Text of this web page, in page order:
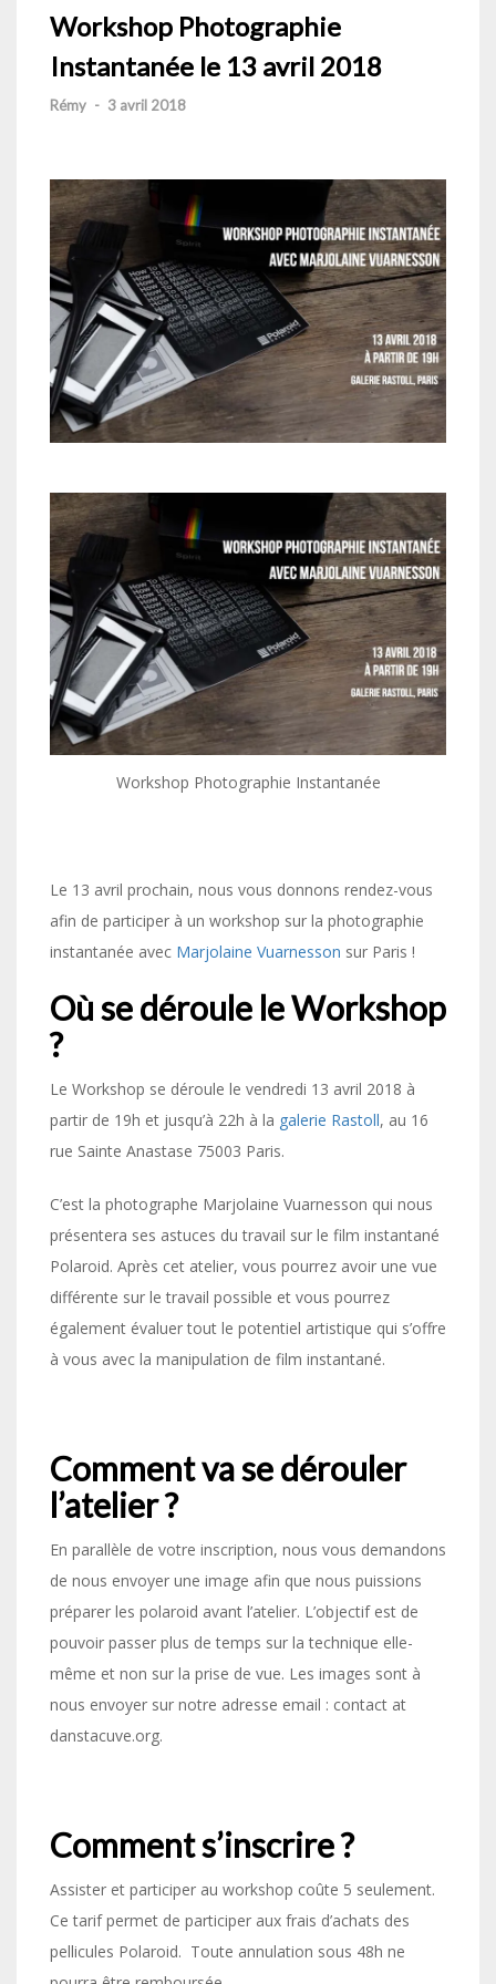
Workshop Photographie
Instantanée le 13 avril 2018
Rémy - 3 avril 2018
Workshop Photographie Instantanée
Le 13 avril prochain, nous vous donnons rendez-vous
afin de participer à un workshop sur la photographie
instantanée avec Marjolaine Vuarnesson sur Paris !
Où se déroule le Workshop
?
Le Workshop se déroule le vendredi 13 avril 2018 à
partir de 19h et jusqu’à 22h à la galerie Rastoll, au 16
rue Sainte Anastase 75003 Paris.
C’est la photographe Marjolaine Vuarnesson qui nous
présentera ses astuces du travail sur le film instantané
Polaroid. Après cet atelier, vous pourrez avoir une vue
différente sur le travail possible et vous pourrez
également évaluer tout le potentiel artistique qui s’offre
à vous avec la manipulation de film instantané.
Comment va se dérouler
l’atelier ?
En parallèle de votre inscription, nous vous demandons
de nous envoyer une image afin que nous puissions
préparer les polaroid avant l’atelier. L’objectif est de
pouvoir passer plus de temps sur la technique elle-
même et non sur la prise de vue. Les images sont à
nous envoyer sur notre adresse email : contact at
danstacuve.org.
Comment s’inscrire ?
Assister et participer au workshop coûte 5 seulement.
Ce tarif permet de participer aux frais d’achats des
pellicules Polaroid. Toute annulation sous 48h ne